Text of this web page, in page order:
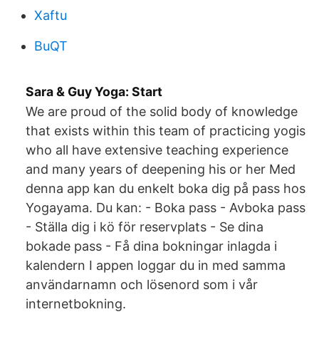
Xaftu
BuQT
Sara & Guy Yoga: Start
We are proud of the solid body of knowledge
that exists within this team of practicing yogis
who all have extensive teaching experience
and many years of deepening his or her Med
denna app kan du enkelt boka dig på pass hos
Yogayama. Du kan: - Boka pass - Avboka pass
- Ställa dig i kö för reservplats - Se dina
bokade pass - Få dina bokningar inlagda i
kalendern I appen loggar du in med samma
användarnamn och lösenord som i vår
internetbokning.